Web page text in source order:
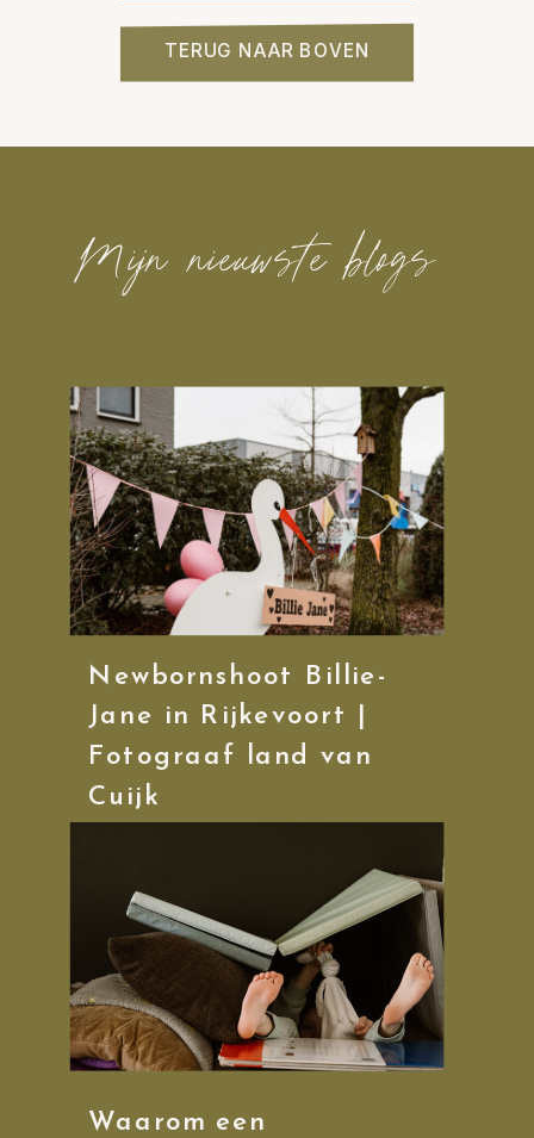
TERUG NAAR BOVEN
Newbornshoot Billie-
Jane in Rijkevoort |
Fotograaf land van
Cuijk
Waarom een
Mijn nieuwste blogs